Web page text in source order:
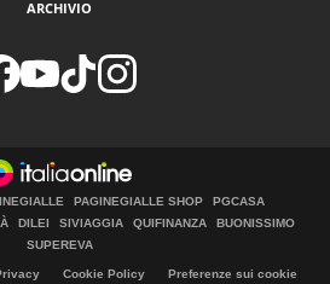
ARCHIVIO
PAGINEGIALLE SHOP
PGCASA
DILEI SIVIAGGIA QUIFINANZA
BUONISSIMO
SUPEREVA
Cookie Policy Preferenze sui cookie